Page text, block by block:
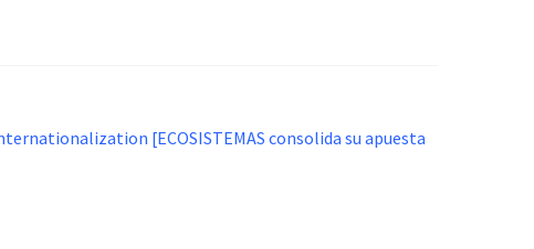
[ECOSISTEMAS consolida su apuesta